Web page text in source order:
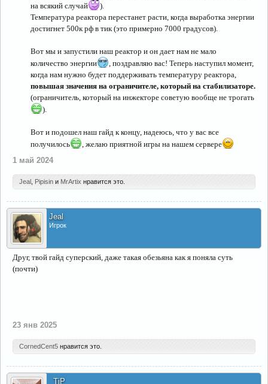
на всякий случай
).
Температура реактора перестанет расти, когда выработка энергии
достигнет 500к рф в тик (это примерно 7000 градусов).
Вот мы и запустили наш реактор и он дает нам не мало
количество энергии
, поздравляю вас! Теперь наступил момент,
когда нам нужно будет поддерживать температуру реактора,
повышая значения на ограничителе, который на стабилизаторе.
(ограничитель, который на инжекторе советую вообще не трогать
).
Вот и подошел наш гайд к концу, надеюсь, что у вас все
получилось
, желаю приятной игры на нашем сервере
1 май 2024
Jeal Pipisin и MrArtix нравится это.
Jeal
Игрок
Друг, твой гайд суперский, даже такая обезьяна как я поняла суть
(почти)
23 янв 2025
CornedCent5 нравится это.
_TiP_